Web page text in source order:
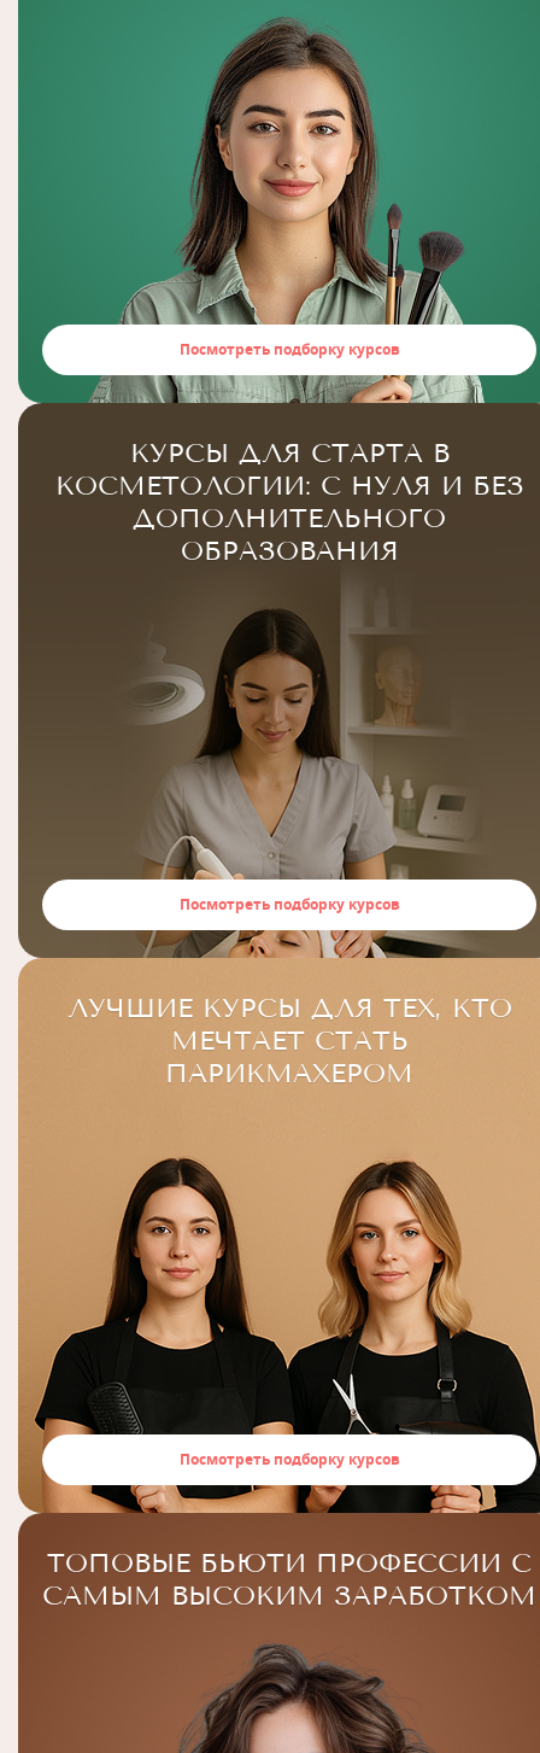
Посмотреть подборку курсов
КУРСЫ ДЛЯ СТАРТА В
КОСМЕТОЛОГИИ: С НУЛЯ И БЕЗ
ДОПОЛНИТЕЛЬНОГО
ОБРАЗОВАНИЯ
Посмотреть подборку курсов
ЛУЧШИЕ КУРСЫ ДЛЯ ТЕХ, КТО
МЕЧТАЕТ СТАТЬ
ПАРИКМАХЕРОМ
Посмотреть подборку курсов
ТОПОВЫЕ БЬЮТИ ПРОФЕССИИ С
САМЫМ ВЫСОКИМ ЗАРАБОТКОМ